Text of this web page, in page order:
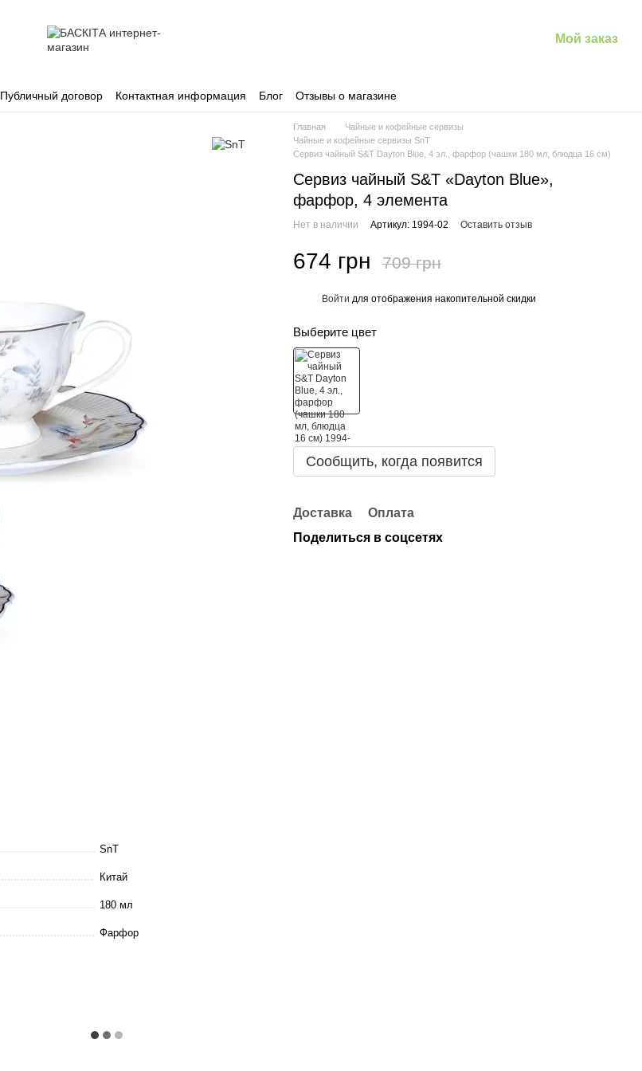
Мой заказ
Публичный договор Контактная информация Блог Отзывы о магазине
SnT
Китай
180 мл
Фарфор
Главная
Чайные и кофейные сервизы
Чайные и кофейные сервизы SnT
Сервиз чайный S&T Dayton Blue, 4 эл., фарфор (чашки 180 мл, блюдца 16 см)
Сервиз чайный S&T «Dayton Blue»,
фарфор, 4 элемента
Нет в наличии Артикул: 1994-02 Оставить отзыв
674 грн 709 грн
Войти для отображения накопительной скидки
Выберите цвет
Сообщить, когда появится
Доставка
Оплата
Поделиться в соцсетях